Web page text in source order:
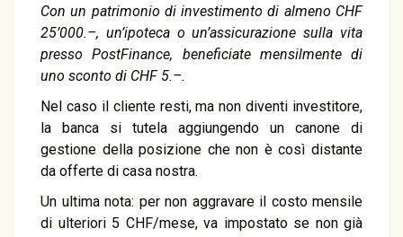
Con un patrimonio di investimento di almeno CHF
25’000.–, un’ipoteca o un’assicurazione sulla vita
presso PostFinance, beneficiate mensilmente di
uno sconto di CHF 5.–.
Nel caso il cliente resti, ma non diventi investitore,
la banca si tutela aggiungendo un canone di
gestione della posizione che non è così distante
da offerte di casa nostra.
Un ultima nota: per non aggravare il costo mensile
di ulteriori 5 CHF/mese, va impostato se non già